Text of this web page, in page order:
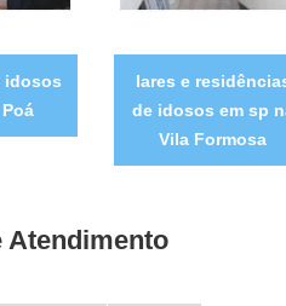
idosos
lares e
de idosos em sp
Vila Formosa
Atendimento